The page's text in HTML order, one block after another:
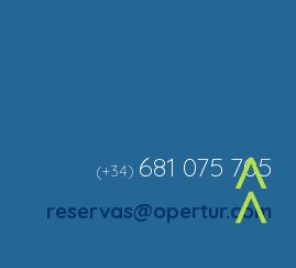
^
(+34) 681 075 705
reservas@opertur.com